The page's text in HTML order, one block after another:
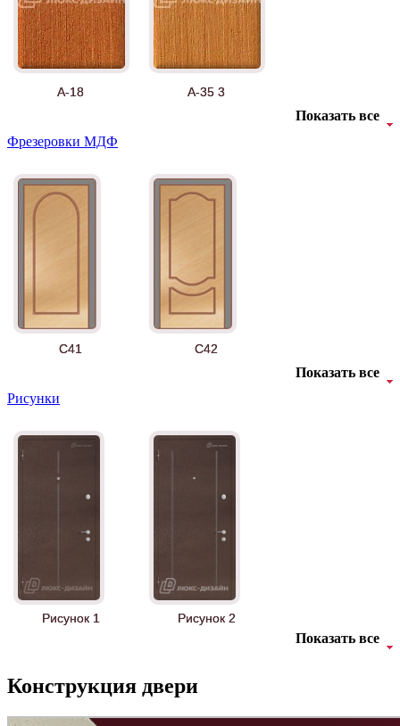
А-18 А-35 3
Б-35 3
БУК БАВАРИЯ
Д-11 Н Д-11 С
Показать все
Фрезеровки МДФ
C41 C42
Показать все
Рисунки
Рисунок 1 Рисунок 2
Показать все
Конструкция двери